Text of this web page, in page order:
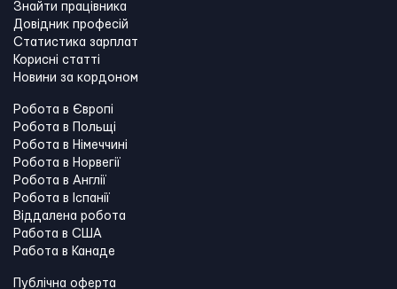
Знайти працівника
Довідник професій
Статистика зарплат
Корисні статті
Новини за кордоном
Робота в Європі
Робота в Польщі
Робота в Німеччині
Робота в Норвегії
Робота в Англії
Робота в Іспанії
Віддалена робота
Работа в США
Работа в Канадe
Публічна оферта